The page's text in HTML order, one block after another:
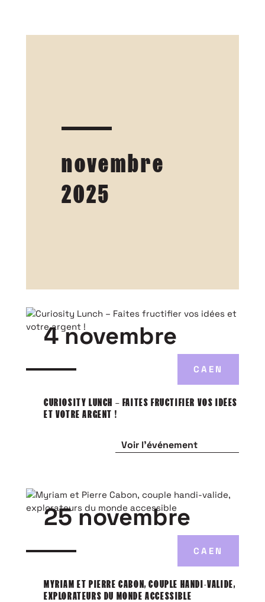
novembre
2025
4 novembre
CAEN
CURIOSITY LUNCH – FAITES FRUCTIFIER VOS IDÉES
ET VOTRE ARGENT !
Voir l'événement
25 novembre
CAEN
MYRIAM ET PIERRE CABON, COUPLE HANDI-VALIDE,
EXPLORATEURS DU MONDE ACCESSIBLE